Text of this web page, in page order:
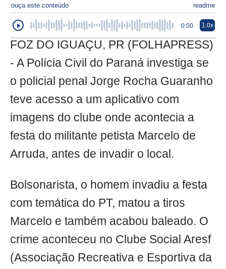
ouça este conteúdo readme
0:00 1.0x
FOZ DO IGUAÇU, PR (FOLHAPRESS)
- A Polícia Civil do Paraná investiga se
o policial penal Jorge Rocha Guaranho
teve acesso a um aplicativo com
imagens do clube onde acontecia a
festa do militante petista Marcelo de
Arruda, antes de invadir o local.
Bolsonarista, o homem invadiu a festa
com temática do PT, matou a tiros
Marcelo e também acabou baleado. O
crime aconteceu no Clube Social Aresf
(Associação Recreativa e Esportiva da